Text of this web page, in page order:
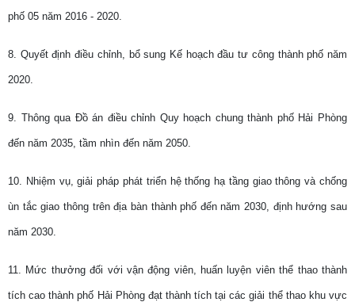
phố 05 năm 2016 - 2020.
8. Quyết định điều chỉnh, bổ sung Kế hoạch đầu tư công thành phố năm
2020.
9. Thông qua Đồ án điều chỉnh Quy hoạch chung thành phố Hải Phòng
đến năm 2035, tầm nhìn đến năm 2050.
10. Nhiệm vụ, giải pháp phát triển hệ thống hạ tầng giao thông và chống
ùn tắc giao thông trên địa bàn thành phố đến năm 2030, định hướng sau
năm 2030.
11. Mức thưởng đối với vận động viên, huấn luyện viên thể thao thành
tích cao thành phố Hải Phòng đạt thành tích tại các giải thể thao khu vực